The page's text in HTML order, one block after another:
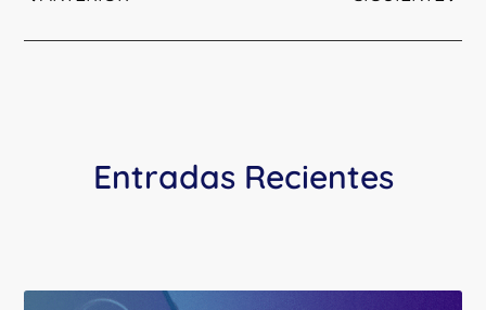
Entradas Recientes